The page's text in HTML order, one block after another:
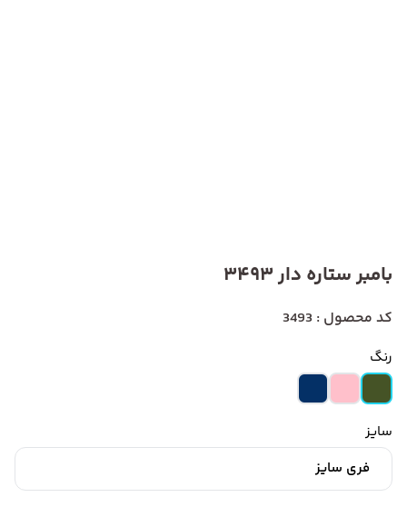
بامبر ستاره دار 3493
کد محصول : 3493
رنگ
سایز
فری سایز